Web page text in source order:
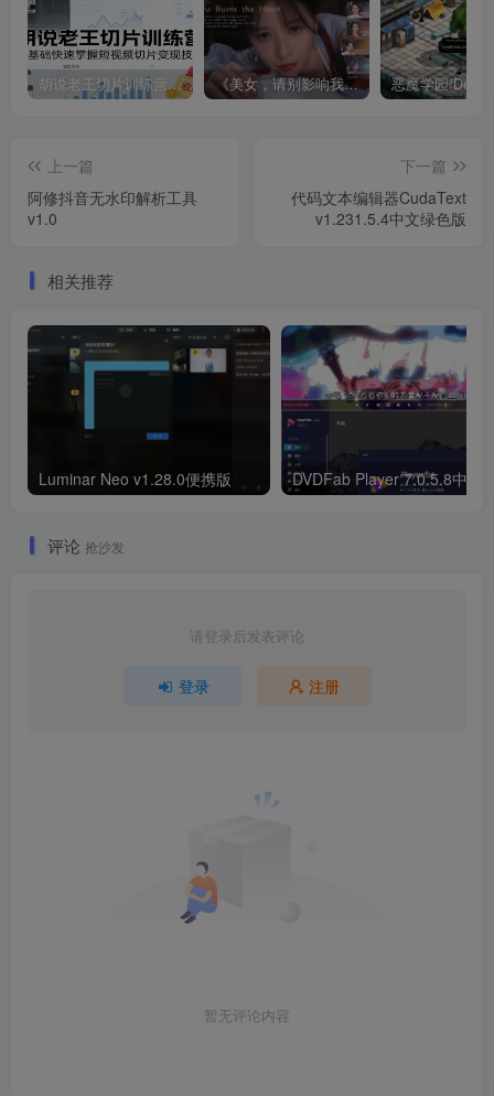
胡说老王切片训练营，零基础快速掌握短视频切片变现技巧 《美女，请别影响我成仙全球版》中文版
上一篇
阿修抖音无水印解析工具
v1.0
下一篇
代码文本编辑器CudaText
v1.231.5.4中文绿色版
相关推荐
Luminar Neo v1.28.0便携版 DVDFab Player 7.0.5.8中文
评论 抢沙发
请登录后发表评论
登录 注册
暂无评论内容